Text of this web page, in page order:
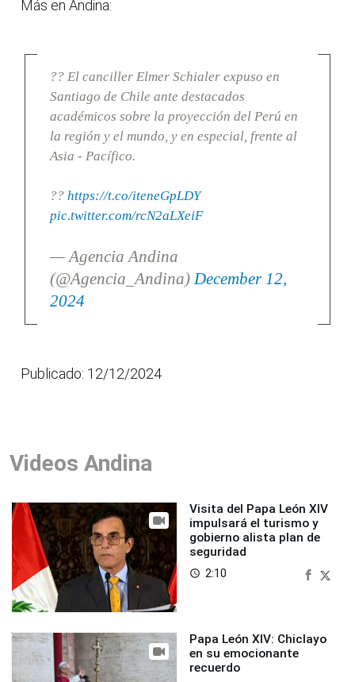
Más en Andina:
?? El canciller Elmer Schialer expuso en
Santiago de Chile ante destacados
académicos sobre la proyección del Perú en
la región y el mundo, y en especial, frente al
Asia - Pacífico.
?? https://t.co/iteneGpLDY
pic.twitter.com/rcN2aLXeiF
— Agencia Andina
(@Agencia_Andina)December 12,
2024
Publicado: 12/12/2024
Videos Andina
Visita del Papa León XIV
impulsará el turismo y
gobierno alista plan de
seguridad
access_time 2:10
Papa León XIV: Chiclayo
en su emocionante
recuerdo